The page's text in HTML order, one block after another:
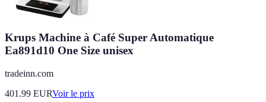
Krups Machine à Café Super Automatique
Ea891d10 One Size unisex
tradeinn.com
401.99 EURVoir le prix